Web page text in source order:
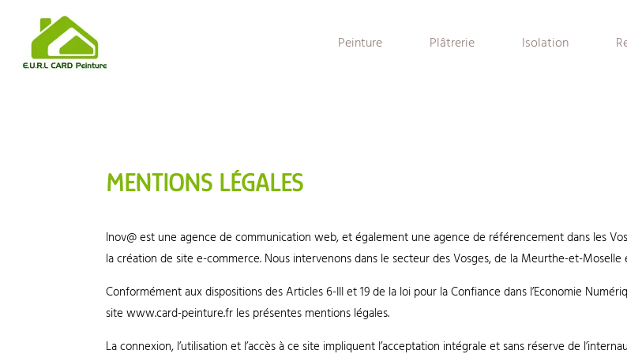
Peinture Plâtrerie Isolation
MENTIONS LÉGALES
Inov@ est une agence de communication web, et également une agence de référencement dans les
la création de site e-commerce. Nous intervenons dans le secteur des Vosges, de la Meurthe-et-Moselle
Conformément aux dispositions des Articles 6-III et 19 de la loi pour la Confiance dans l’Economie
site www.card-peinture.fr les présentes mentions légales.
La connexion, l’utilisation et l’accès à ce site impliquent l’acceptation intégrale et sans réserve de